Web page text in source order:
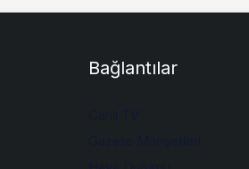
Bağlantılar